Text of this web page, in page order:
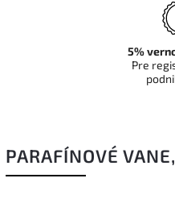
PARAFÍNOVÉ
5%
Pre